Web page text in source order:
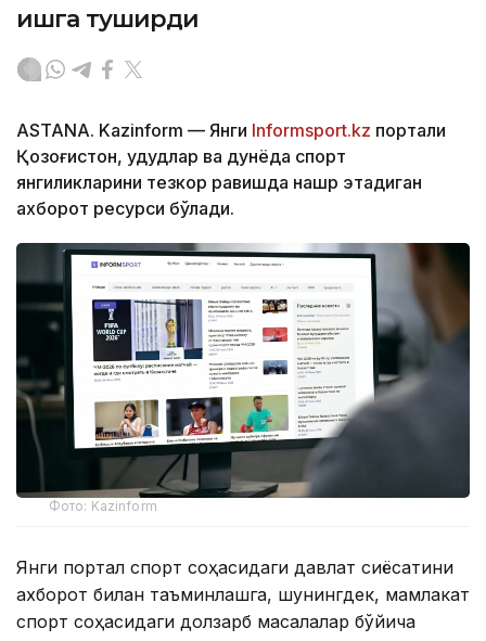
ишга туширди
ASTANA. Kazinform — Янги Informsport.kz портали
Қозоғистон, ҳудудлар ва дунёда спорт
янгиликларини тезкор равишда нашр этадиган
ахборот ресурси бўлади.
Фото: Kazinform
Янги портал спорт соҳасидаги давлат сиёсатини
ахборот билан таъминлашга, шунингдек, мамлакат
спорт соҳасидаги долзарб масалалар бўйича